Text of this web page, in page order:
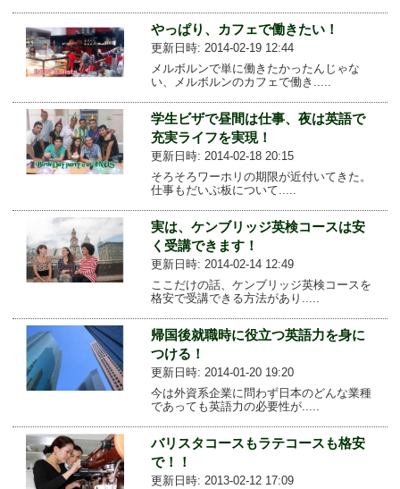
やっぱり、カフェで働きたい！
更新日時: 2014-02-19 12:44
メルボルンで単に働きたかったんじゃな
い、メルボルンのカフェで働き.....
学生ビザで昼間は仕事、夜は英語で
充実ライフを実現！
更新日時: 2014-02-18 20:15
そろそろワーホリの期限が近付いてきた。
仕事もだいぶ板について.....
実は、ケンブリッジ英検コースは安
く受講できます！
更新日時: 2014-02-14 12:49
ここだけの話、ケンブリッジ英検コースを
格安で受講できる方法があり.....
帰国後就職時に役立つ英語力を身に
つける！
更新日時: 2014-01-20 19:20
今は外資系企業に問わず日本のどんな業種
であっても英語力の必要性が.....
バリスタコースもラテコースも格安
で！！
更新日時: 2013-02-12 17:09